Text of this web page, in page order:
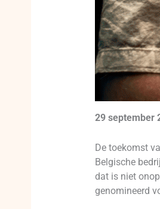
29 september
De toekomst
Belgische
dat is niet
genomineerd